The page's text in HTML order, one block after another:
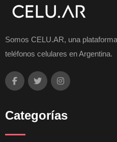
Somos CELU.AR, una
teléfonos celulares en Argentina.
Categorías